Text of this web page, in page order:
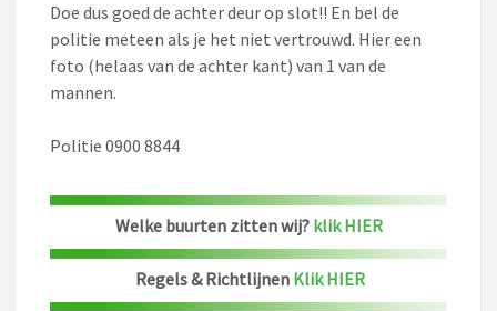
Doe dus goed de achter deur op slot!! En bel de
politie meteen als je het niet vertrouwd. Hier een
foto (helaas van de achter kant) van 1 van de
mannen.
Politie 0900 8844
Welke buurten zitten wij? klik HIER
Regels & Richtlijnen Klik HIER